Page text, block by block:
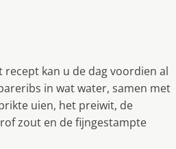
recept kan u de dag voordien al
in wat water, samen met
uien, het preiwit, de
zout en de fijngestampte